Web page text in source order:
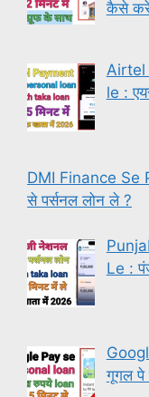
कैसे
Airtel
le :
DMI Finance Se
से पर्सनल लोन ले ?
Le :
गूगल पे